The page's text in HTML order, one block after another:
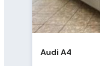
Audi A4